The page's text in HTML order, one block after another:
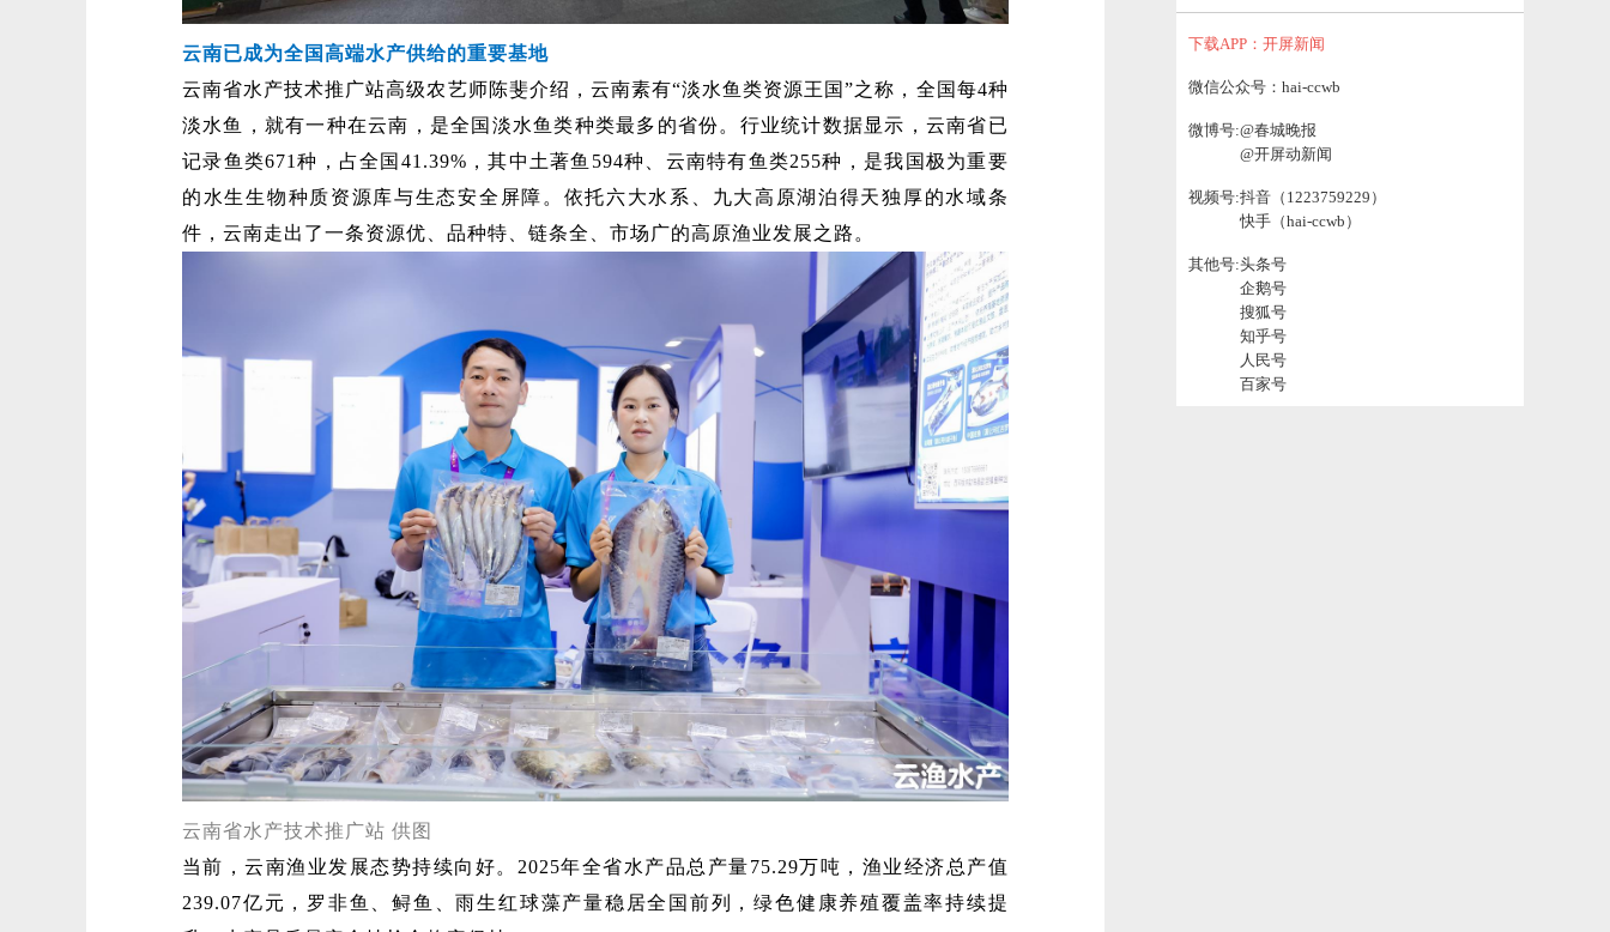
“云渔水产”亮相第10届南博会
2026-06-12 21:52:01
下载APP：开屏新闻
微信公众号：hai-ccwb
微博号:@春城晚报
@开屏动新闻
视频号:抖音（1223759229）
快手（hai-ccwb）
其他号:头条号
企鹅号
搜狐号
知乎号
人民号
百家号
云南已成为全国高端水产供给的重要基地
云南省水产技术推广站高级农艺师陈斐介绍，云南素有“淡水鱼类资源王国”之称，全国每4种
淡水鱼，就有一种在云南，是全国淡水鱼类种类最多的省份。行业统计数据显示，云南省已
记录鱼类671种，占全国41.39%，其中土著鱼594种、云南特有鱼类255种，是我国极为重要
的水生生物种质资源库与生态安全屏障。依托六大水系、九大高原湖泊得天独厚的水域条
件，云南走出了一条资源优、品种特、链条全、市场广的高原渔业发展之路。
云南省水产技术推广站 供图
当前，云南渔业发展态势持续向好。2025年全省水产品总产量75.29万吨，渔业经济总产值
239.07亿元，罗非鱼、鲟鱼、雨生红球藻产量稳居全国前列，绿色健康养殖覆盖率持续提